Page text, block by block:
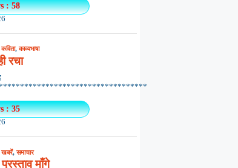
: 58
कविता,काव्यभाषा
रचा
: 35
खबरें,समाचार
माँगे